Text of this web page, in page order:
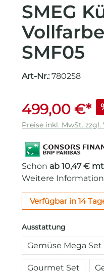
SMEG
SMF05
Art-Nr.: 780258
499,00 €*
Preise inkl. MwSt. zzgl.
Schon ab 10,47 €
Weitere
Verfügbar in 14
Ausstattung
Gemüse Mega Set
Gourmet Set